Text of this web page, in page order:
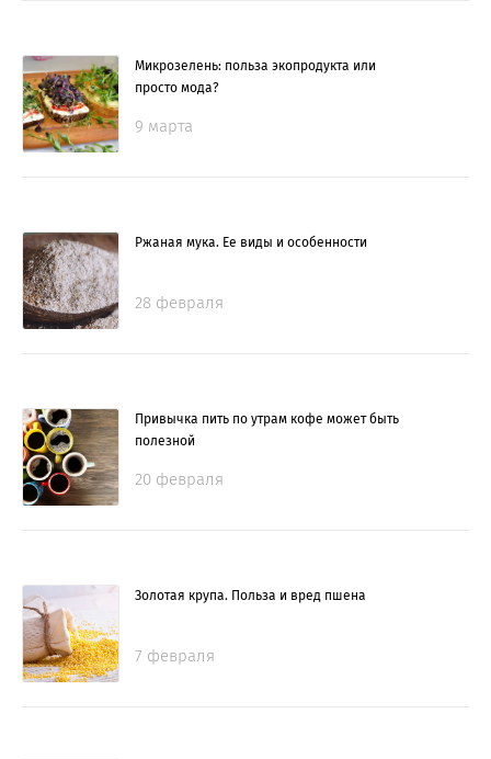
Микрозелень: польза экопродукта или
просто мода?
9 марта
Ржаная мука. Ее виды и особенности
28 февраля
Привычка пить по утрам кофе может быть
полезной
20 февраля
Золотая крупа. Польза и вред пшена
7 февраля